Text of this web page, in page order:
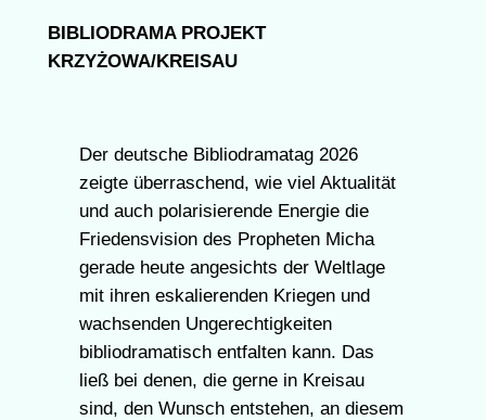
BIBLIODRAMA PROJEKT
KRZYŻOWA/KREISAU
Der deutsche Bibliodramatag 2026
zeigte überraschend, wie viel Aktualität
und auch polarisierende Energie die
Friedensvision des Propheten Micha
gerade heute angesichts der Weltlage
mit ihren eskalierenden Kriegen und
wachsenden Ungerechtigkeiten
bibliodramatisch entfalten kann. Das
ließ bei denen, die gerne in Kreisau
sind, den Wunsch entstehen, an diesem